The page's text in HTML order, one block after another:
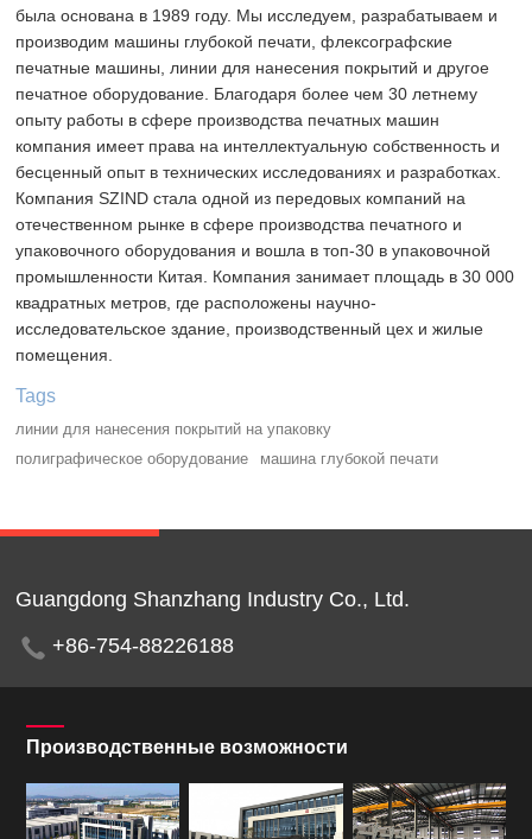
была основана в 1989 году. Мы исследуем, разрабатываем и
производим машины глубокой печати, флексографские
печатные машины, линии для нанесения покрытий и другое
печатное оборудование. Благодаря более чем 30 летнему
опыту работы в сфере производства печатных машин
компания имеет права на интеллектуальную собственность и
бесценный опыт в технических исследованиях и разработках.
Компания SZIND стала одной из передовых компаний на
отечественном рынке в сфере производства печатного и
упаковочного оборудования и вошла в топ-30 в упаковочной
промышленности Китая. Компания занимает площадь в 30 000
квадратных метров, где расположены научно-
исследовательское здание, производственный цех и жилые
помещения.
Tags
линии для нанесения покрытий на упаковку
полиграфическое оборудование
машина глубокой печати
Guangdong Shanzhang Industry Co., Ltd.
+86-754-88226188
Производственные возможности